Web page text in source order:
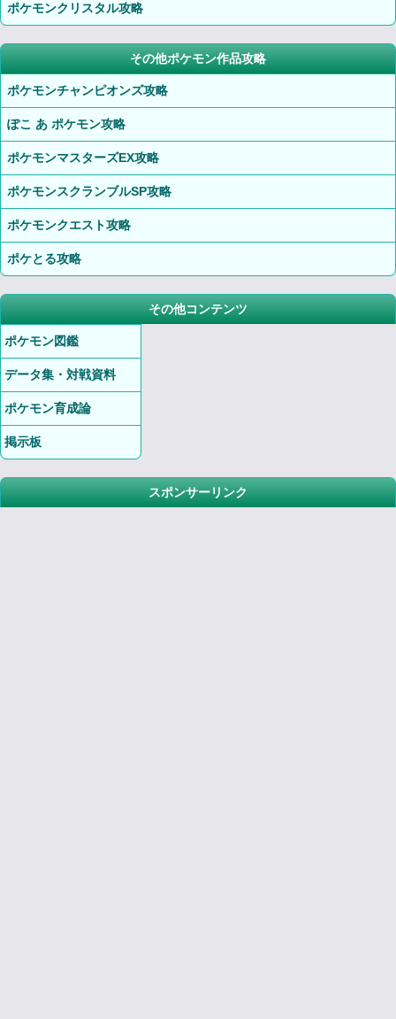
ポケモンクリスタル攻略
その他ポケモン作品攻略
ポケモンチャンピオンズ攻略
ぽこ あ ポケモン攻略
ポケモンマスターズEX攻略
ポケモンスクランブルSP攻略
ポケモンクエスト攻略
ポケとる攻略
その他コンテンツ
ポケモン図鑑
データ集・対戦資料
ポケモン育成論
掲示板
スポンサーリンク